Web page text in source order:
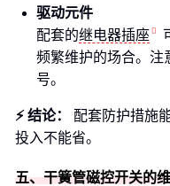
驱动元件
配套的继电器插座
频繁维护的场合。注
号。
⚡ 结论：
配套防护措施
投入不能省。
五、干簧管磁控开关的